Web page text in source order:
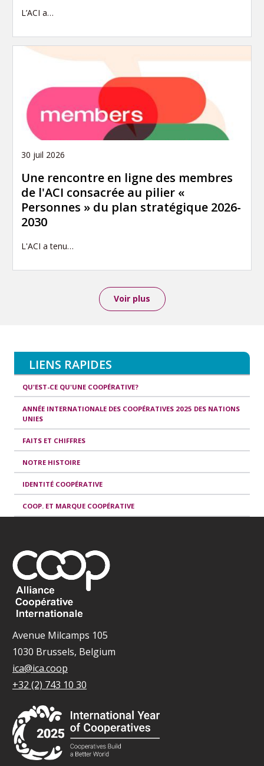
L’ACI a…
30 juil 2026
Une rencontre en ligne des membres
de l'ACI consacrée au pilier «
Personnes » du plan stratégique 2026-
2030
L'ACI a tenu…
Voir plus
LIENS RAPIDES
QU'EST-CE QU'UNE COOPÉRATIVE?
ANNÉE INTERNATIONALE DES COOPÉRATIVES 2025 DES NATIONS
UNIES
FAITS ET CHIFFRES
NOTRE HISTOIRE
IDENTITÉ COOPÉRATIVE
COOP. ET MARQUE COOPÉRATIVE
Avenue Milcamps 105
1030 Brussels, Belgium
ica@ica.coop
+32 (2) 743 10 30